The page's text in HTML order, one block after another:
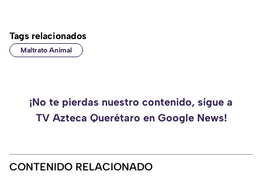
Tags relacionados
Maltrato Animal
¡No te pierdas nuestro contenido, sigue a
TV Azteca Querétaro en Google News!
CONTENIDO RELACIONADO